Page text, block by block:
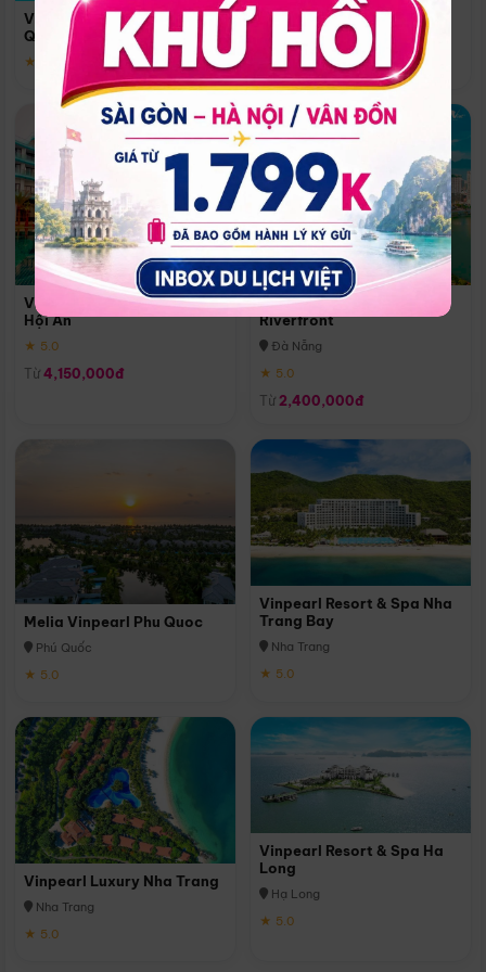
Vinpearl Resort & Spa Phu
Quoc
★ 5.0
Quoc
Phú Quốc
★ 5.0
Vinpearl Resort & Golf Nam
Hội An
★ 5.0
Từ 4,150,000đ
Melia Vinpearl Danang
Riverfront
Đà Nẵng
★ 5.0
Từ 2,400,000đ
Melia Vinpearl Phu Quoc
Phú Quốc
★ 5.0
Vinpearl Resort & Spa Nha
Trang Bay
Nha Trang
★ 5.0
Vinpearl Luxury Nha Trang
Nha Trang
★ 5.0
Vinpearl Resort & Spa Ha
Long
Hạ Long
★ 5.0